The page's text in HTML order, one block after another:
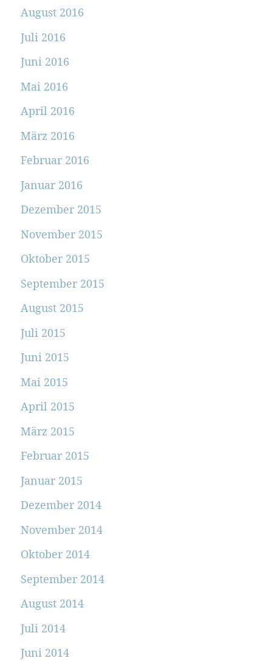
August 2016
Juli 2016
Juni 2016
Mai 2016
April 2016
März 2016
Februar 2016
Januar 2016
Dezember 2015
November 2015
Oktober 2015
September 2015
August 2015
Juli 2015
Juni 2015
Mai 2015
April 2015
März 2015
Februar 2015
Januar 2015
Dezember 2014
November 2014
Oktober 2014
September 2014
August 2014
Juli 2014
Juni 2014